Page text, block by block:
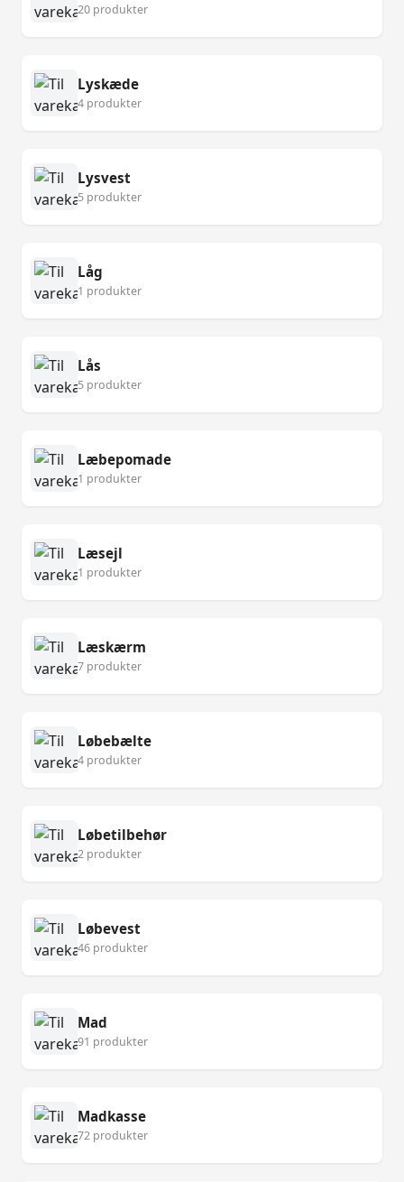
20 produkter
Lyskæde
4 produkter
Lysvest
5 produkter
Låg
1 produkter
Lås
5 produkter
Læbepomade
1 produkter
Læsejl
1 produkter
Læskærm
7 produkter
Løbebælte
4 produkter
Løbetilbehør
2 produkter
Løbevest
46 produkter
Mad
91 produkter
Madkasse
72 produkter